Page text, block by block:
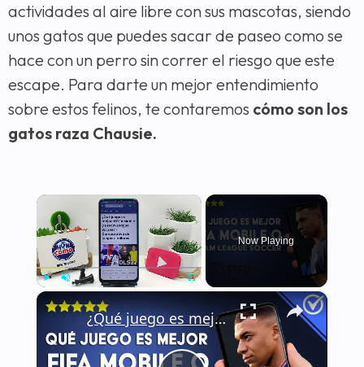
actividades al aire libre con sus mascotas, siendo
unos gatos que puedes sacar de paseo como se
hace con un perro sin correr el riesgo que este
escape. Para darte un mejor entendimiento
sobre estos felinos, te contaremos cómo son los
gatos raza Chausie.
×
Now Playing
×
¿Qué juego es mejor el FIFA MOBILE y DREAM LEAGUE SOCCER? - Comparativa de juegos similares